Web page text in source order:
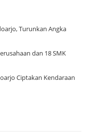
Turunkan Angka
dan 18 SMK
Ciptakan Kendaraan